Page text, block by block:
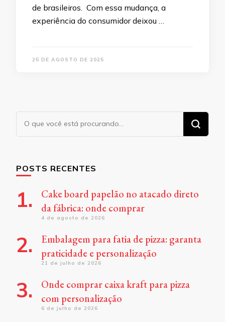
de brasileiros. Com essa mudança, a
experiência do consumidor deixou …
25 DE AGOSTO DE 2025
Procurando
POSTS RECENTES
Cake board papelão no atacado direto
da fábrica: onde comprar
4 de agosto de 2026
Embalagem para fatia de pizza: garanta
praticidade e personalização
21 de julho de 2026
Onde comprar caixa kraft para pizza
com personalização
6 de julho de 2026